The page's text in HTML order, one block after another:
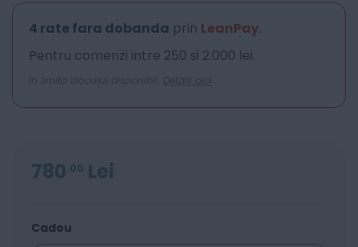
4 rate fara dobanda prin LeanPay.
Pentru comenzi intre 250 si 2.000 lei.
In limita stocului disponibil. Detalii aici
780 00 Lei
Cadou